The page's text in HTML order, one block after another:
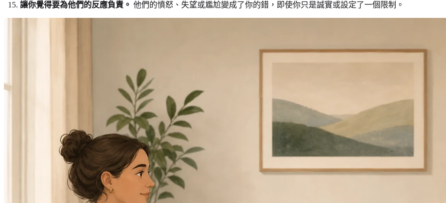
讓你覺得要為他們的反應負責。 他們的憤怒、失望或尷尬變成了你的錯，即使你只是誠實或設定了一個限制。